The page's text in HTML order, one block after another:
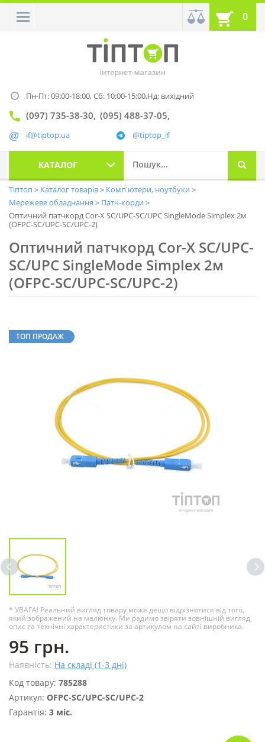
0
Пн-Пт: 09:00-18:00,Сб: 10:00-15:00,Нд: вихідний
(097) 735-38-30 (095) 488-37-05
@tiptop_if
if@tiptop.ua
КАТАЛОГ
Тіптоп Каталог товарів
Комп'ютери, ноутбуки
Мережеве обладнання
Патч-корди
Оптичний патчкорд Cor-X SC/UPC-SC/UPC SingleMode Simplex 2м
(OFPC-SC/UPC-SC/UPC-2)
Оптичний патчкорд Cor-X SC/UPC-
SC/UPC SingleMode Simplex 2м
(OFPC-SC/UPC-SC/UPC-2)
ТОП ПРОДАЖ
* УВАГА! Реальний вигляд товару може дещо відрізнятися від того,
який зображений на малюнку. Ми радимо звіряти зовнішній вигляд,
опис та технічні характеристики за артикулом на сайті виробника.
95 грн.
Наявність: На складі (1-3 дні)
Код товару: 785288
Артикул: OFPC-SC/UPC-SC/UPC-2
Гарантія: 3 міс.